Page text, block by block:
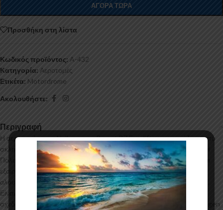
ΑΓΟΡΆ ΤΏΡΑ
Προσθήκη στη λίστα
Κωδικός προϊόντος: A-432
Κατηγορία: Αεροτομές
Ετικέτα: Motordrome
Ακολουθήστε:
Περιγραφή
Η αεροτομή για το Volkswagen Passat B7 Facelift κατασκευάζεται από
σκληρή Πολυουρεθάνη υψηλής πιέσεως και ΟΧΙ από πολυεστέρα. Η
Πολυουρεθάνη είναι ένα πιο ανθεκτικό και ακριβό υλικό με εύκολη και
εξαιρετική εφαρμογή. Όλες οι αεροτομές παράγονται σε καλούπια
αλουμινίου για αυξημένη ποιότητα και αντοχή στη μαζική παραγωγή.
Είναι ελεγμένα για ανθεκτικότητα σε υψηλές θερμοκρασίες και έχουν
σχεδιαστεί με την καλύτερη λεπτομέρεια. Η αεροτομή για το Volkswagen